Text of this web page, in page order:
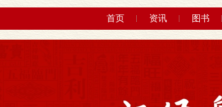
首页 资讯 图书